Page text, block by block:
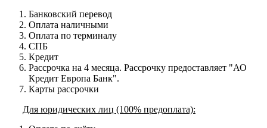
Банковский перевод
Оплата наличными
Оплата по терминалу
СПБ
Кредит
Рассрочка на 4 месяца. Рассрочку предоставляет "АО
Кредит Европа Банк".
Карты рассрочки
Для юридических лиц (100% предоплата):